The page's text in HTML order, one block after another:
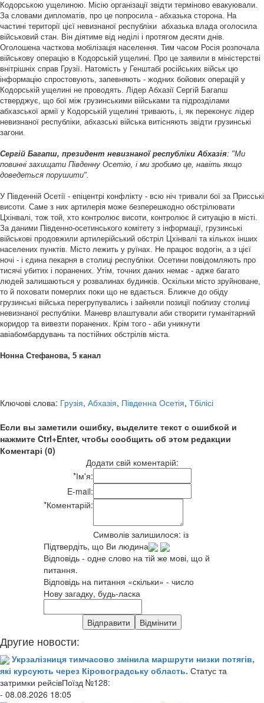
Кодорською ущелиною. Місію організації звідти терміново евакуювали.
За словами дипломатів, про це попросила - абхазька сторона. На
частині території цієї невизнаної республіки абхазька влада оголосила
військовий стан. Він діятиме від неділі і протягом десяти днів.
Оголошена часткова мобілізація населення. Тим часом Росія розпочала
військову операцію в Кодорській ущелині. Про це заявили в міністерстві
внітрішніх справ Грузії. Натомість у Генштабі російських військ цю
інформацію спростовують, запевняють - жодних бойових операцій у
Кодорській ущелині не проводять. Лідер Абхазії Сергій Багапш
стверджує, що бої між грузинськими військами та підрозділами
абхазської армії у Кодорській ущелині тривають, і, як переконує лідер
невизнаної республіки, абхазські війська витісняють звідти грузинські
загони.
Сергій Багапш, президент невизнаної республіки Абхазія: "Ми
повинні захищати Південну Осетію, і ми зробимо це, навіть якщо
доведеться порушити".
У Південній Осетії - епіцентрі конфлікту - всю ніч тривали бої за Присські
висоти. Саме з них артилерія може безперешкодно обстрілювати
Цхінвалі, тож той, хто контролює висоти, контролює й ситуацію в місті.
За даними Південно-осетинського комітету з інформації, грузинські
військові продовжили артилерійський обстріл Цхінвалі та кількох інших
населених пунктів. Місто лежить у руїнах. Не працює водогін, а з цієї
ночі - і єдина пекарня в столиці республіки. Осетини повідомляють про
тисячі убитих і поранених. Утім, точних даних немає - адже багато
людей залишаються у розвалинах будинків. Оскільки місто зруйноване,
то й поховати померлих поки що не вдається. Ближче до обіду
грузинські війська перегрупувались і зайняли позиції поблизу столиці
невизнаної республіки. Маневр влаштували аби створити гуманітарний
коридор та вивезти поранених. Крім того - аби уникнути
авіабомбардувань та постійних обстрілів міста.
Нонна Стефанова, 5 канал
Ключові слова: Грузія, Абхазія, Південна Осетія, Тбілісі
Если вы заметили ошибку, выделите текст с ошибкой и
нажмите Ctrl+Enter, чтобы сообщить об этом редакции
Коментарі (0)
Додати свій коментарій:
*Ім'я:
E-mail:
*Коментарій:
Символів залишилося: із
Підтвердіть, що Ви людина
Відповідь - одне слово на тій же мові, що й
питання.
Відповідь на питання «скільки» - число
Нову загадку, будь-ласка
Другие новости:
Укрзалізниця тимчасово змінила маршрути низки потягів,
які курсують через Кіровоградську область. Статус та
затримки рейсівПоїзд №128:
- 08.08.2026 18:05